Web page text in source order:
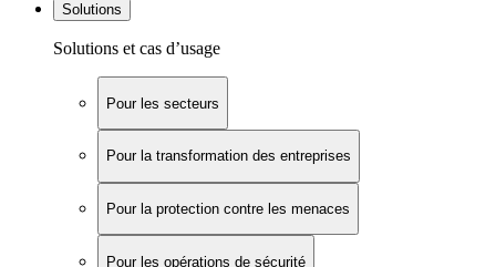
Solutions
Solutions et cas d’usage
Pour les secteurs
Pour la transformation des entreprises
Pour la protection contre les menaces
Pour les opérations de sécurité